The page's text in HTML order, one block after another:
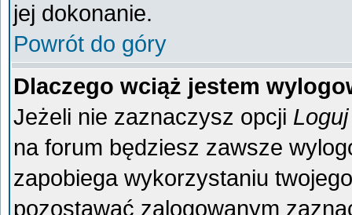
jej dokonanie.
Powrót do góry
Dlaczego wciąż jestem
Jeżeli nie zaznaczysz opcji
na forum będziesz zawsze
zapobiega wykorzystaniu
pozostawać zalogowanym